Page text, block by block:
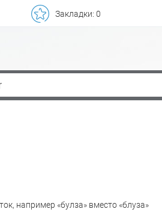
Закладки: 0
например «булза» вместо «блуза»